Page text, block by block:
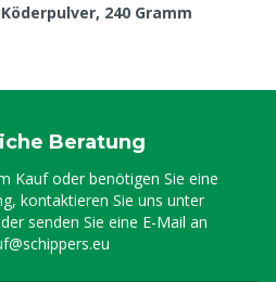
240 Gramm
Beratung
Kauf oder benötigen Sie eine
kontaktieren Sie uns unter
senden Sie eine E-Mail an